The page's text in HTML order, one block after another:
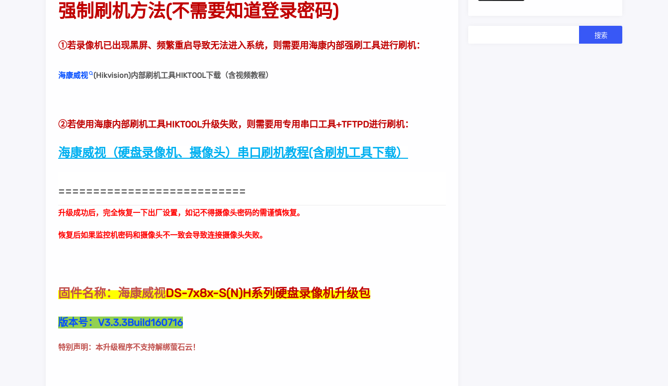
强制刷机方法(不需要知道登录密码)
①若录像机已出现黑屏、频繁重启导致无法进入系统，则需要用海康内部强刷工具进行刷机：
海康威视 (Hikvision)内部刷机工具HIKTOOL下载（含视频教程）
②若使用海康内部刷机工具HIKTOOL升级失败，则需要用专用串口工具+TFTPD进行刷机：
海康威视（硬盘录像机、摄像头）串口刷机教程(含刷机工具下载）
===========================
升级成功后，完全恢复一下出厂设置，如记不得摄像头密码的需谨慎恢复。
恢复后如果监控机密码和摄像头不一致会导致连接摄像头失败。
固件名称：海康威视DS-7x8x-S(N)H系列硬盘录像机升级包
版本号： V3.3.3Build160716
特别声明 ：本升级程序不支持解绑萤石云！